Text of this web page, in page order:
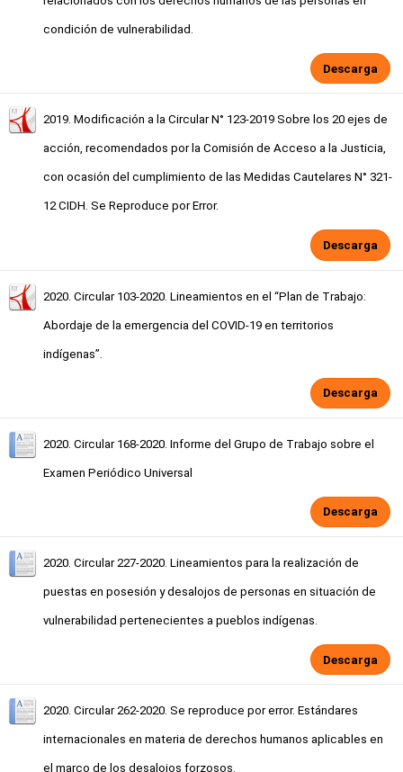
condición de vulnerabilidad.
Descarga
2019. Modificación a la Circular N° 123-2019 Sobre los 20 ejes de
acción, recomendados por la Comisión de Acceso a la Justicia,
con ocasión del cumplimiento de las Medidas Cautelares N° 321-
12 CIDH. Se Reproduce por Error.
Descarga
2020. Circular 103-2020. Lineamientos en el “Plan de Trabajo:
Abordaje de la emergencia del COVID-19 en territorios
indígenas”.
Descarga
2020. Circular 168-2020. Informe del Grupo de Trabajo sobre el
Examen Periódico Universal
Descarga
2020. Circular 227-2020. Lineamientos para la realización de
puestas en posesión y desalojos de personas en situación de
vulnerabilidad pertenecientes a pueblos indígenas.
Descarga
2020. Circular 262-2020. Se reproduce por error. Estándares
internacionales en materia de derechos humanos aplicables en
el marco de los desalojos forzosos.